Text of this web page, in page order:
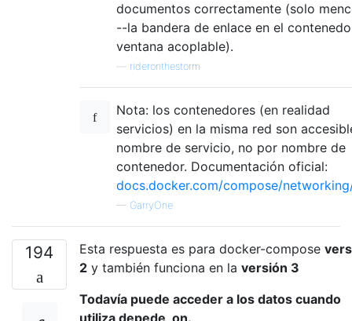
documentos correctamente (solo
--la bandera de enlace en el
ventana acoplable).
rideronthestorm
Nota: los contenedores (en realidad
servicios) en la misma red son
nombre de servicio, no por nombre de
contenedor. Documentación oficial:
docs.docker.com/compose/
— GarryOne
194 Esta respuesta es para docker-compose
2 y también funciona en la versión 3
Todavía puede acceder a los datos cuando